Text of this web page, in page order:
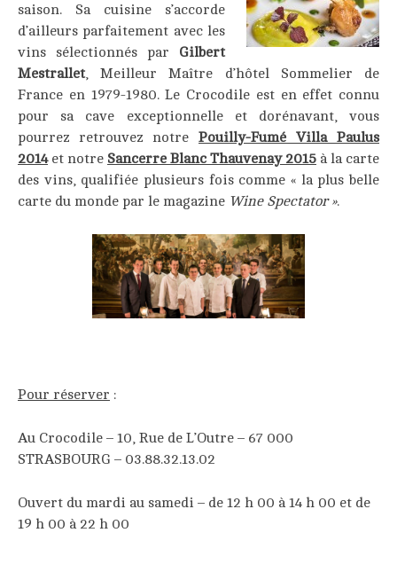
saison. Sa cuisine s’accorde
d’ailleurs parfaitement avec les
vins sélectionnés par Gilbert
Mestrallet, Meilleur Maître d’hôtel Sommelier de
France en 1979-1980. Le Crocodile est en effet connu
pour sa cave exceptionnelle et dorénavant, vous
pourrez retrouvez notre Pouilly-Fumé Villa Paulus
2014et notre Sancerre Blanc Thauvenay 2015 à la carte
des vins, qualifiée plusieurs fois comme « la plus belle
carte du monde par le magazine Wine Spectator ».
Pour réserver :
Au Crocodile – 10, Rue de L’Outre – 67 000
STRASBOURG – 03.88.32.13.02
Ouvert du mardi au samedi – de 12 h 00 à 14 h 00 et de
19 h 00 à 22 h 00